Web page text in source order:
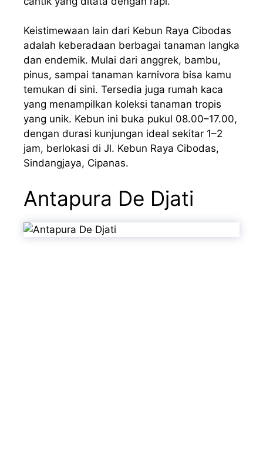
Keistimewaan lain dari Kebun Raya Cibodas
adalah keberadaan berbagai tanaman langka
dan endemik. Mulai dari anggrek, bambu,
pinus, sampai tanaman karnivora bisa kamu
temukan di sini. Tersedia juga rumah kaca
yang menampilkan koleksi tanaman tropis
yang unik. Kebun ini buka pukul 08.00–17.00,
dengan durasi kunjungan ideal sekitar 1–2
jam, berlokasi di Jl. Kebun Raya Cibodas,
Sindangjaya, Cipanas.
Antapura De Djati